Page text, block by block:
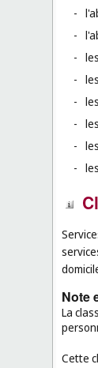
-
-
-
-
-
-
-
-
Note
La
Cette